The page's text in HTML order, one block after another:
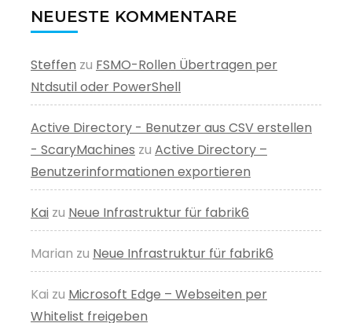
NEUESTE KOMMENTARE
Steffen zu FSMO-Rollen Übertragen per
Ntdsutil oder PowerShell
Active Directory - Benutzer aus CSV erstellen
- ScaryMachines zu Active Directory –
Benutzerinformationen exportieren
Kai zu Neue Infrastruktur für fabrik6
Marian zu Neue Infrastruktur für fabrik6
Kai zu Microsoft Edge – Webseiten per
Whitelist freigeben